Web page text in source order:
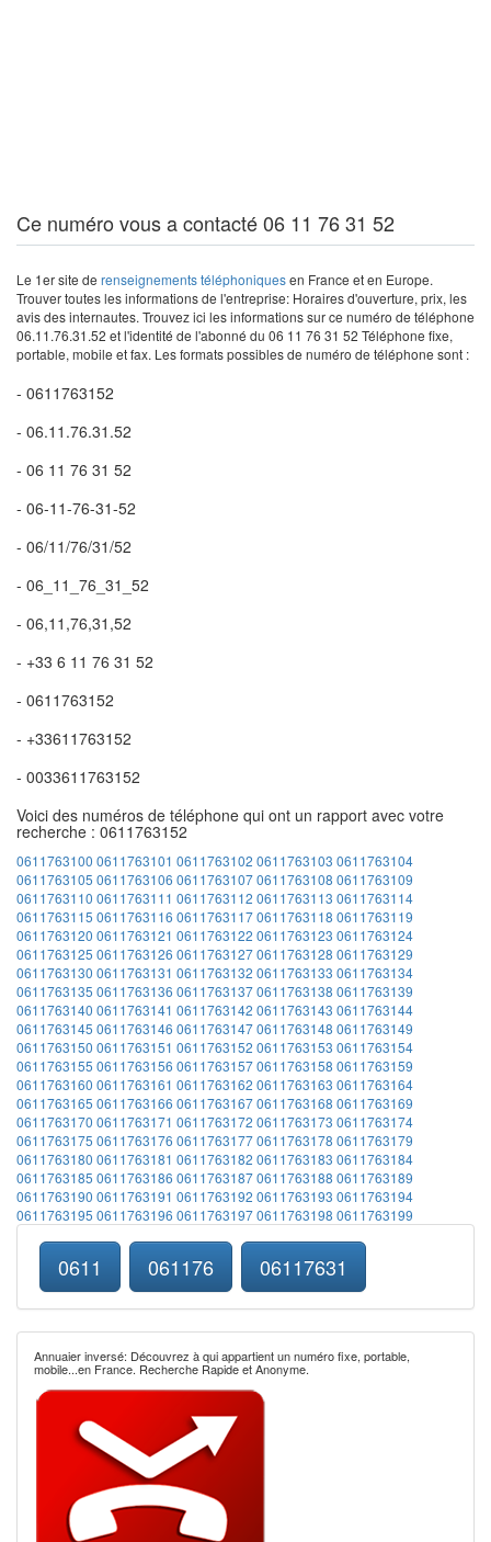
Ce numéro vous a contacté 06 11 76 31 52
Le 1er site de renseignements téléphoniquesen France et en Europe.
Trouver toutes les informations de l'entreprise: Horaires d'ouverture, prix, les
avis des internautes. Trouvez ici les informations sur ce numéro de téléphone
06.11.76.31.52 et l'identité de l'abonné du 06 11 76 31 52 Téléphone fixe,
portable, mobile et fax. Les formats possibles de numéro de téléphone sont :
- 0611763152
- 06.11.76.31.52
- 06 11 76 31 52
- 06-11-76-31-52
- 06/11/76/31/52
- 06_11_76_31_52
- 06,11,76,31,52
- +33 6 11 76 31 52
- 0611763152
- +33611763152
- 0033611763152
Voici des numéros de téléphone qui ont un rapport avec votre
recherche : 0611763152
0611763100 0611763101 0611763102 0611763103 0611763104
0611763105 0611763106 06117631070611763108 0611763109
0611763110 0611763111 0611763112 0611763113 0611763114
0611763115 0611763116 06117631170611763118 0611763119
0611763120 0611763121 0611763122 0611763123 0611763124
0611763125 0611763126 06117631270611763128 0611763129
0611763130 0611763131 0611763132 0611763133 0611763134
0611763135 0611763136 06117631370611763138 0611763139
0611763140 0611763141 0611763142 0611763143 0611763144
0611763145 0611763146 06117631470611763148 0611763149
0611763150 0611763151 0611763152 0611763153 0611763154
0611763155 0611763156 06117631570611763158 0611763159
0611763160 0611763161 0611763162 0611763163 0611763164
0611763165 0611763166 06117631670611763168 0611763169
0611763170 0611763171 0611763172 0611763173 0611763174
0611763175 0611763176 06117631770611763178 0611763179
0611763180 0611763181 0611763182 0611763183 0611763184
0611763185 0611763186 06117631870611763188 0611763189
0611763190 0611763191 0611763192 0611763193 0611763194
0611763195 0611763196 06117631970611763198 0611763199
0611 061176 06117631
Annuaier inversé: Découvrez à qui appartient un numéro fixe, portable,
mobile...en France. Recherche Rapide et Anonyme.